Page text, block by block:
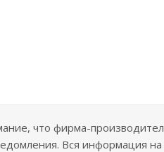
что фирма-
Вся информация